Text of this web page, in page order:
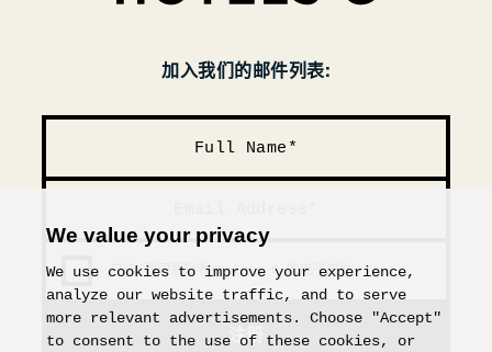
加入我们的邮件列表:
勾选‘我同意接收 Hotels G 的电子邮件
注册
We value your privacy
We use cookies to improve your experience,
analyze our website traffic, and to serve
more relevant advertisements. Choose "Accept"
to consent to the use of these cookies, or